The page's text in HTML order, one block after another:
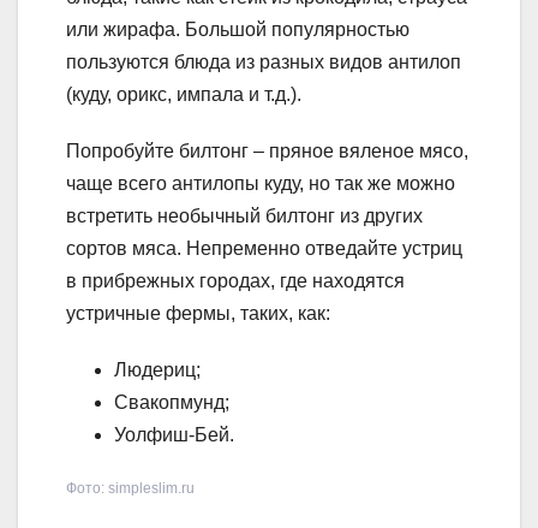
или жирафа. Большой популярностью
пользуются блюда из разных видов антилоп
(куду, орикс, импала и т.д.).
Попробуйте билтонг – пряное вяленое мясо,
чаще всего антилопы куду, но так же можно
встретить необычный билтонг из других
сортов мяса. Непременно отведайте устриц
в прибрежных городах, где находятся
устричные фермы, таких, как:
Людериц;
Свакопмунд;
Уолфиш-Бей.
Фото: simpleslim.ru